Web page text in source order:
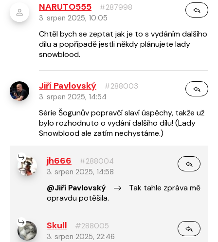
NARUTO555
#287998
3. srpen 2025, 10:05
Chtěl bych se zeptat jak je to s vydáním dalšího
dílu a popřípadě jestli někdy plánujete lady
snowblood.
Jiří Pavlovský
#288003
3. srpen 2025, 14:54
Série Šogunův popravčí slaví úspěchy, takže už
bylo rozhodnuto o vydání dalšího dílu! (Lady
Snowblood ale zatím nechystáme.)
jh666
#288004
3. srpen 2025, 14:58
@Jiří Pavlovský
Tak tahle zpráva mě
opravdu potěšila.
Skull
#288005
3. srpen 2025, 22:46